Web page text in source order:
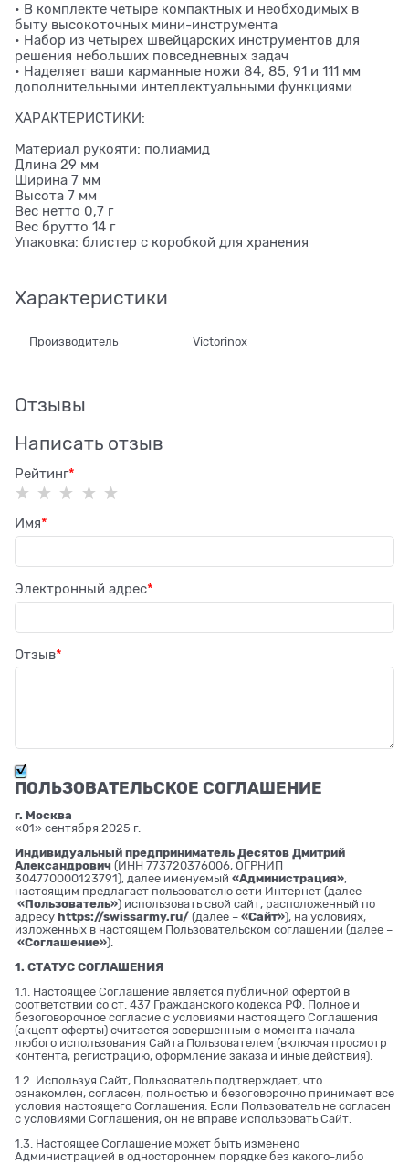
• В комплекте четыре компактных и необходимых в
быту высокоточных мини-инструмента
• Набор из четырех швейцарских инструментов для
решения небольших повседневных задач
• Наделяет ваши карманные ножи 84, 85, 91 и 111 мм
дополнительными интеллектуальными функциями
ХАРАКТЕРИСТИКИ:
Материал рукояти: полиамид
Длина 29 мм
Ширина 7 мм
Высота 7 мм
Вес нетто 0,7 г
Вес брутто 14 г
Упаковка: блистер с коробкой для хранения
Характеристики
Производитель Victorinox
Отзывы
Написать отзыв
Рейтинг
Имя
Электронный адрес
Отзыв
ПОЛЬЗОВАТЕЛЬСКОЕ СОГЛАШЕНИЕ
г. Москва
«01» сентября 2025 г.
Индивидуальный предприниматель Десятов Дмитрий
Александрович (ИНН 773720376006, ОГРНИП
304770000123791), далее именуемый «Администрация»,
настоящим предлагает пользователю сети Интернет (далее –
«Пользователь») использовать свой сайт, расположенный по
адресу https://swissarmy.ru/ (далее – «Сайт»), на условиях,
изложенных в настоящем Пользовательском соглашении (далее –
«Соглашение»).
1. СТАТУС СОГЛАШЕНИЯ
1.1. Настоящее Соглашение является публичной офертой в
соответствии со ст. 437 Гражданского кодекса РФ. Полное и
безоговорочное согласие с условиями настоящего Соглашения
(акцепт оферты) считается совершенным с момента начала
любого использования Сайта Пользователем (включая просмотр
контента, регистрацию, оформление заказа и иные действия).
1.2. Используя Сайт, Пользователь подтверждает, что
ознакомлен, согласен, полностью и безоговорочно принимает все
условия настоящего Соглашения. Если Пользователь не согласен
с условиями Соглашения, он не вправе использовать Сайт.
1.3. Настоящее Соглашение может быть изменено
Администрацией в одностороннем порядке без какого-либо